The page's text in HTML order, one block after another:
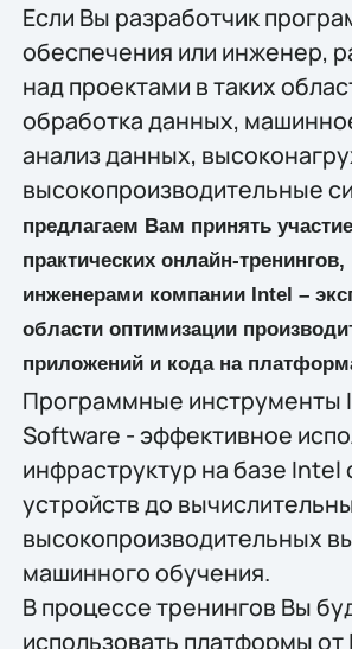
Если Вы разработчик
обеспечения или инженер,
над проектами в таких
обработка данных,
анализ данных,
высокопроизводительные
предлагаем Вам принять
практических онлайн-
инженерами компании Intel –
области оптимизации
приложений и кода на
Программные инструменты
Software - эффективное
инфраструктур на базе Intel
устройств до
высокопроизводительных
машинного обучения.
В процессе тренингов Вы
использовать платформы от